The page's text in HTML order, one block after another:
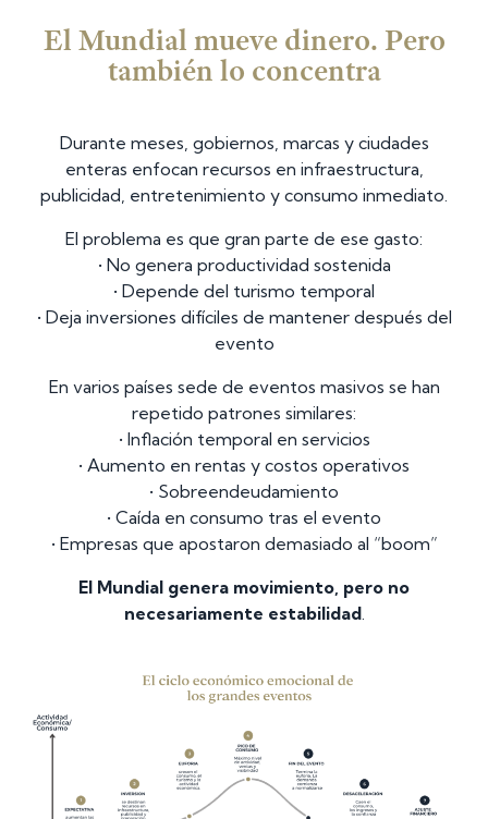
El Mundial mueve dinero. Pero
también lo concentra
Durante meses, gobiernos, marcas y ciudades
enteras enfocan recursos en infraestructura,
publicidad, entretenimiento y consumo inmediato.
El problema es que gran parte de ese gasto:
• No genera productividad sostenida
• Depende del turismo temporal
• Deja inversiones difíciles de mantener después del
evento
En varios países sede de eventos masivos se han
repetido patrones similares:
• Inflación temporal en servicios
• Aumento en rentas y costos operativos
• Sobreendeudamiento
• Caída en consumo tras el evento
• Empresas que apostaron demasiado al “boom”
El Mundial genera movimiento, pero no
necesariamente estabilidad.